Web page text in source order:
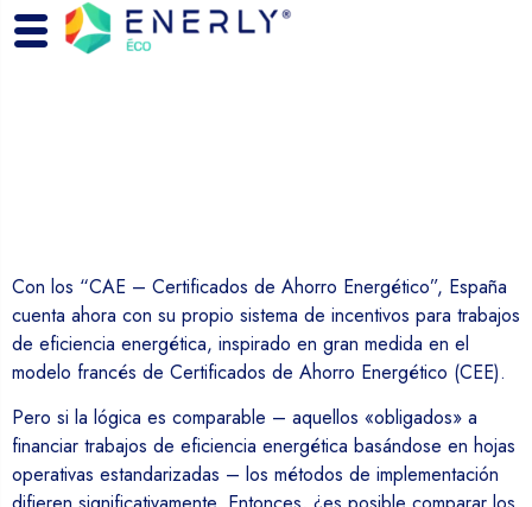
Con los “CAE – Certificados de Ahorro Energético”, España
cuenta ahora con su propio sistema de incentivos para trabajos
de eficiencia energética, inspirado en gran medida en el
modelo francés de Certificados de Ahorro Energético (CEE).
Pero si la lógica es comparable – aquellos «obligados» a
financiar trabajos de eficiencia energética basándose en hojas
operativas estandarizadas – los métodos de implementación